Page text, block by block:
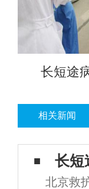
长短途
相关新闻
长短
北京救